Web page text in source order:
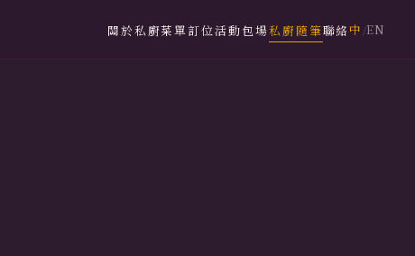
關於私廚菜單訂位活動包場私廚隨筆聯絡中 /EN